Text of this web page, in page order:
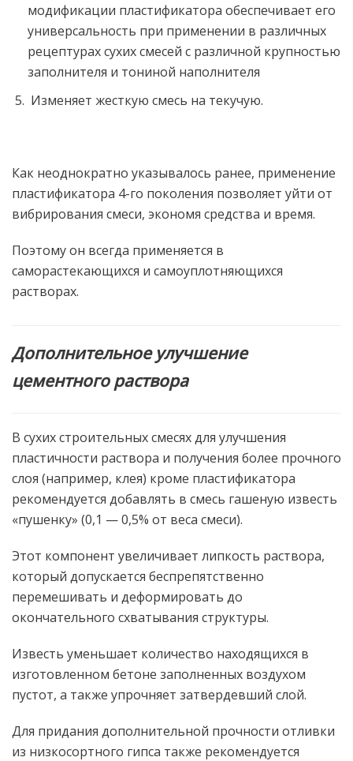
модификации пластификатора обеспечивает его
универсальность при применении в различных
рецептурах сухих смесей с различной крупностью
заполнителя и тониной наполнителя
Изменяет жесткую смесь на текучую.
Как неоднократно указывалось ранее, применение
пластификатора 4-го поколения позволяет уйти от
вибрирования смеси, экономя средства и время.
Поэтому он всегда применяется в
саморастекающихся и самоуплотняющихся
растворах.
Дополнительное улучшение
цементного раствора
В сухих строительных смесях для улучшения
пластичности раствора и получения более прочного
слоя (например, клея) кроме пластификатора
рекомендуется добавлять в смесь гашеную известь
«пушенку» (0,1 — 0,5% от веса смеси).
Этот компонент увеличивает липкость раствора,
который допускается беспрепятственно
перемешивать и деформировать до
окончательного схватывания структуры.
Известь уменьшает количество находящихся в
изготовленном бетоне заполненных воздухом
пустот, а также упрочняет затвердевший слой.
Для придания дополнительной прочности отливки
из низкосортного гипса также рекомендуется